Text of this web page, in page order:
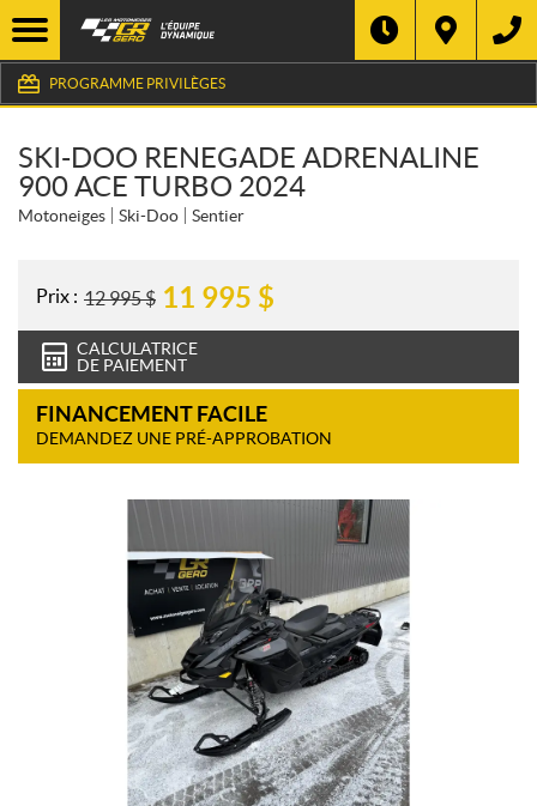
PROGRAMME PRIVILÈGES
SKI-DOO RENEGADE ADRENALINE
900 ACE TURBO 2024
Motoneiges Ski-Doo Sentier
Prix : 12 995$ 11 995 $
CALCULATRICE
DE PAIEMENT
FINANCEMENT FACILE
DEMANDEZ UNE PRÉ-APPROBATION